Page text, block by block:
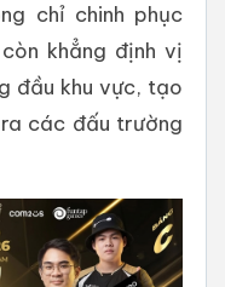
chỉ chinh phục
khẳng định vị
đầu khu vực, tạo
các đấu trường